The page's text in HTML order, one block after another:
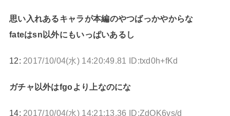
思い入れあるキャラが本編のやつばっかやからな
fateはsn以外にもいっぱいあるし
12: 2017/10/04(水) 14:20:49.81 ID:txd0h+fKd
ガチャ以外はfgoより上なのにな
14: 2017/10/04(水) 14:21:13.36 ID:ZdOK6vs/d